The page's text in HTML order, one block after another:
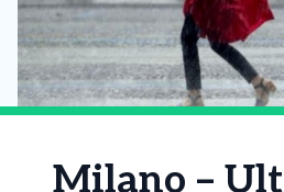
Milano –